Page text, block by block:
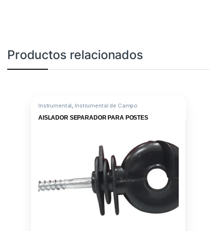
Productos relacionados
Instrumental Instrumental de Campo
AISLADOR SEPARADOR PARA POSTES